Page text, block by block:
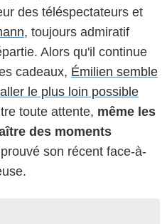
des téléspectateurs et
, toujours admiratif
Alors qu'il continue
cadeaux, Émilien semble
le plus loin possible
toute attente, même les
des moments
prouvé son récent face-à-